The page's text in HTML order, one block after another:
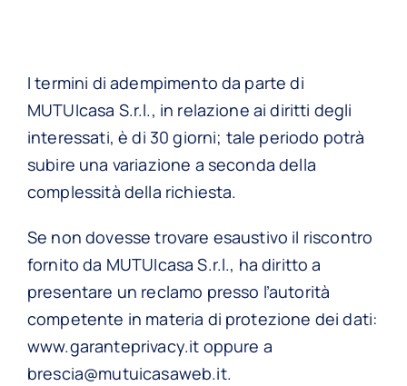
I termini di adempimento da parte di
MUTUIcasa S.r.l., in relazione ai diritti degli
interessati, è di 30 giorni; tale periodo potrà
subire una variazione a seconda della
complessità della richiesta.
Se non dovesse trovare esaustivo il riscontro
fornito da MUTUIcasa S.r.l., ha diritto a
presentare un reclamo presso l’autorità
competente in materia di protezione dei dati:
www.garanteprivacy.it oppure a
brescia@mutuicasaweb.it.